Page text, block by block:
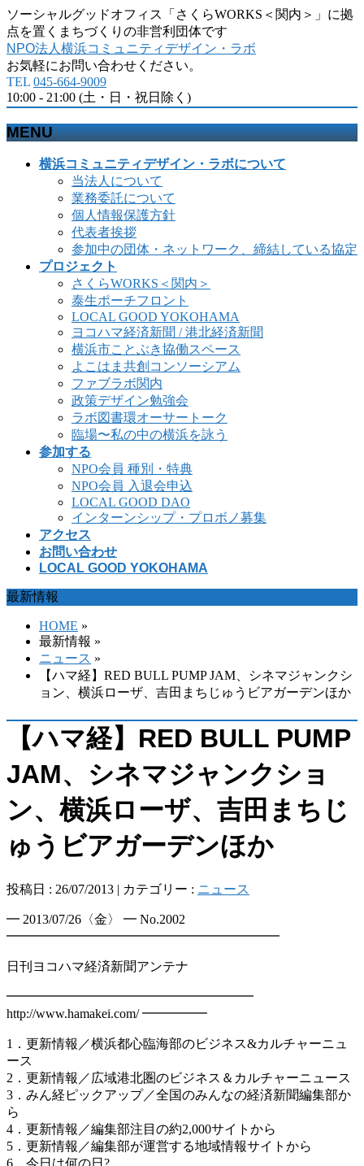
ソーシャルグッドオフィス「さくらWORKS＜関内＞」に拠
点を置くまちづくりの非営利団体です
NPO法人横浜コミュニティデザイン・ラボ
お気軽にお問い合わせください。
TEL 045-664-9009
10:00 - 21:00 (土・日・祝日除く)
MENU
横浜コミュニティデザイン・ラボについて
当法人について
業務委託について
個人情報保護方針
代表者挨拶
参加中の団体・ネットワーク、締結している協定
プロジェクト
さくらWORKS＜関内＞
泰生ポーチフロント
LOCAL GOOD YOKOHAMA
ヨコハマ経済新聞 / 港北経済新聞
横浜市ことぶき協働スペース
よこはま共創コンソーシアム
ファブラボ関内
政策デザイン勉強会
ラボ図書環オーサートーク
臨場〜私の中の横浜を詠う
参加する
NPO会員 種別・特典
NPO会員 入退会申込
LOCAL GOOD DAO
インターンシップ・プロボノ募集
アクセス
お問い合わせ
LOCAL GOOD YOKOHAMA
最新情報
HOME »
最新情報 »
ニュース »
【ハマ経】RED BULL PUMP JAM、シネマジャンクシ
ョン、横浜ローザ、吉田まちじゅうビアガーデンほか
【ハマ経】RED BULL PUMP
JAM、シネマジャンクショ
ン、横浜ローザ、吉田まちじ
ゅうビアガーデンほか
投稿日 : 26/07/2013 | カテゴリー : ニュース
━ 2013/07/26〈金〉 ━ No.2002
━━━━━━━━━━━━━━━━━━━━━
日刊ヨコハマ経済新聞アンテナ
━━━━━━━━━━━━━━━━━━━
http://www.hamakei.com/ ━━━━━
1．更新情報／横浜都心臨海部のビジネス&カルチャーニュ
ース
2．更新情報／広域港北圏のビジネス＆カルチャーニュース
3．みん経ピックアップ／全国のみんなの経済新聞編集部か
ら
4．更新情報／編集部注目の約2,000サイトから
5．更新情報／編集部が運営する地域情報サイトから